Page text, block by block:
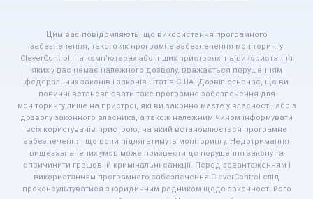
Цим вас повідомляють, що використання програмного
забезпечення, такого як програмне забезпечення моніторингу
CleverControl, на комп’ютерах або інших пристроях, на використання
яких у вас немає належного дозволу, вважається порушенням
федеральних законів і законів штатів США. Дозвіл означає, що ви
повинні встановлювати таке програмне забезпечення для
моніторингу лише на пристрої, які ви законно маєте у власності, або з
дозволу законного власника, а також належним чином інформувати
всіх користувачів пристрою, на який встановлюється програмне
забезпечення, що вони підлягатимуть моніторингу. Недотримання
вищезазначених умов може призвести до порушення закону та
спричинити грошові й кримінальні санкції. Перед завантаженням і
використанням програмного забезпечення CleverControl слід
проконсультуватися з юридичним радником щодо законності його